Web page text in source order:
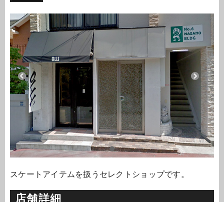
スケートアイテムを扱うセレクトショップです。
店舗詳細